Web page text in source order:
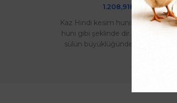
1.208,91₺
Kaz Hindi kesim hunisi fiyatları aynı
huni gibi şeklinde dir. Kaz, Kindi ve
sülün büyüklüğünde olan kanatlı